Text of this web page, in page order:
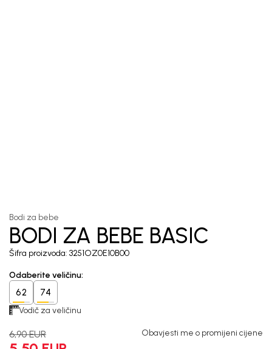
Bodi za bebe
BODI ZA BEBE BASIC
Šifra proizvoda: 3251OZ0E10B00
Odaberite veličinu:
62 74
Vodič za veličinu
6,90 EUR Obavjesti me o promijeni cijene